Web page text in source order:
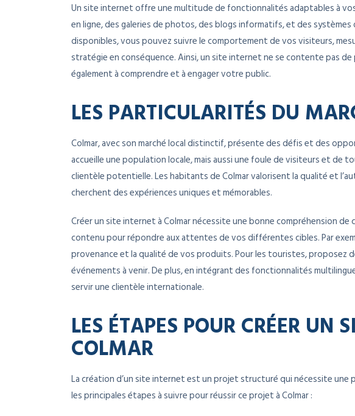
Un site internet offre une multitude de fonctionnalités adaptables à
en ligne, des galeries de photos, des blogs informatifs, et des systèmes
disponibles, vous pouvez suivre le comportement de vos visiteurs,
stratégie en conséquence. Ainsi, un site internet ne se contente pas
également à comprendre et à engager votre public.
LES PARTICULARITÉS DU
Colmar, avec son marché local distinctif, présente des défis et des
accueille une population locale, mais aussi une foule de visiteurs et de
clientèle potentielle. Les habitants de Colmar valorisent la qualité et
cherchent des expériences uniques et mémorables.
Créer un site internet à Colmar nécessite une bonne compréhension
contenu pour répondre aux attentes de vos différentes cibles. Par
provenance et la qualité de vos produits. Pour les touristes, proposez
événements à venir. De plus, en intégrant des fonctionnalités
servir une clientèle internationale.
LES ÉTAPES POUR CRÉER UN
COLMAR
La création d’un site internet est un projet structuré qui nécessite
les principales étapes à suivre pour réussir ce projet à Colmar :